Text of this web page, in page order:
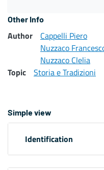
Other Info
Author
Cappelli Piero
Nuzzaco
Nuzzaco Clelia
Topic
Storia e Tradizioni
Simple view
Identification